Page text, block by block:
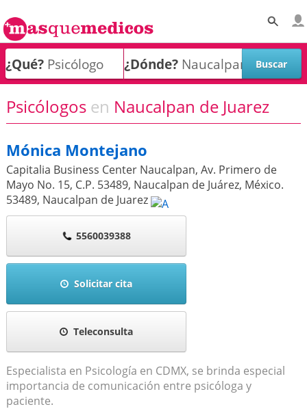
¿Qué? ¿Dónde?
Psicólogos en Naucalpan de Juarez
Mónica Montejano
Capitalia Business Center Naucalpan, Av. Primero de
Mayo No. 15, C.P. 53489, Naucalpan de Juárez, México.
53489, Naucalpan de Juarez
5560039388
Solicitar cita
Teleconsulta
Especialista en Psicología en CDMX, se brinda especial
importancia de comunicación entre psicóloga y
paciente.